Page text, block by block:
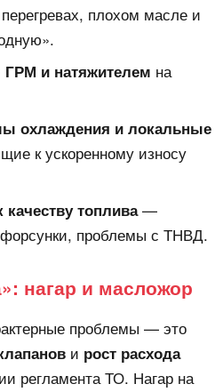
плохом масле и
и натяжителем на
охлаждения и локальные
к ускоренному износу
качеству топлива—
проблемы с ТНВД.
нагар и масложор
проблемы — это
и рост расхода
регламента ТО. Нагар на